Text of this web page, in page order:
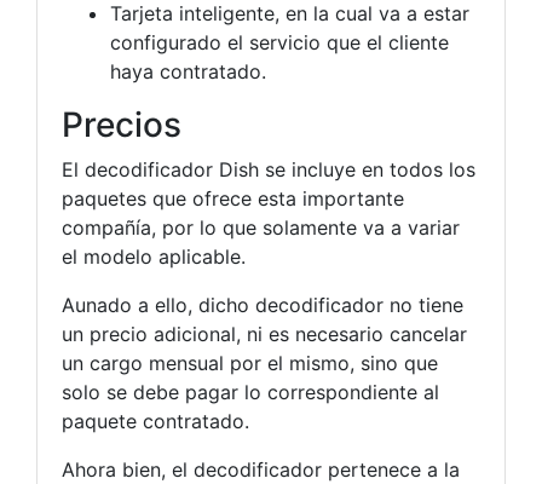
Tarjeta inteligente, en la cual va a estar
configurado el servicio que el cliente
haya contratado.
Precios
El decodificador Dish se incluye en todos los
paquetes que ofrece esta importante
compañía, por lo que solamente va a variar
el modelo aplicable.
Aunado a ello, dicho decodificador no tiene
un precio adicional, ni es necesario cancelar
un cargo mensual por el mismo, sino que
solo se debe pagar lo correspondiente al
paquete contratado.
Ahora bien, el decodificador pertenece a la